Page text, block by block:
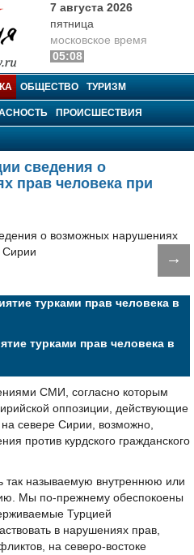
7 августа 2026
пятница
московское время
05:08
ОБЩЕСТВО ТУРИЗМ
ПРОИСШЕСТВИЯ
сведения о
прав человека при
→
турками прав человека в
СМИ, согласно которым
оппозиции, действующие
на севере Сирии, возможно,
против курдского гражданского
называемую внутреннюю или
Мы по-прежнему обеспокоены
Турцией
в нарушениях прав,
на северо-востоке